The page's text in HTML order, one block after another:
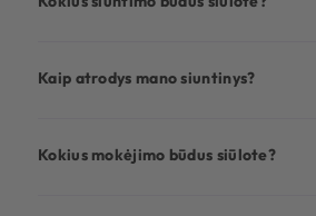
Kaip atrodys mano siuntinys?
Kokius mokėjimo būdus siūlote?